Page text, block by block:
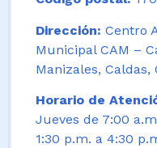
Dirección: Centro
Municipal CAM –
Manizales, Caldas,
Horario de
Jueves de 7:00
1:30 p.m. a 4:30